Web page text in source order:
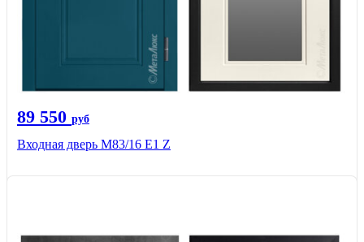
89 550 руб
Входная дверь M83/16 Е1 Z